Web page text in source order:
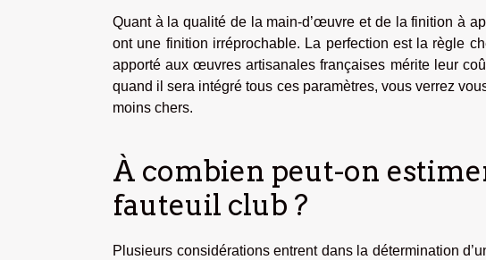
Quant à la qualité de la main-d’œuvre et de la finition à
ont une finition irréprochable. La perfection est la règle
apporté aux œuvres artisanales françaises mérite leur
quand il sera intégré tous ces paramètres, vous verrez
moins chers.
À combien peut-on
fauteuil club ?
Plusieurs considérations entrent dans la détermination